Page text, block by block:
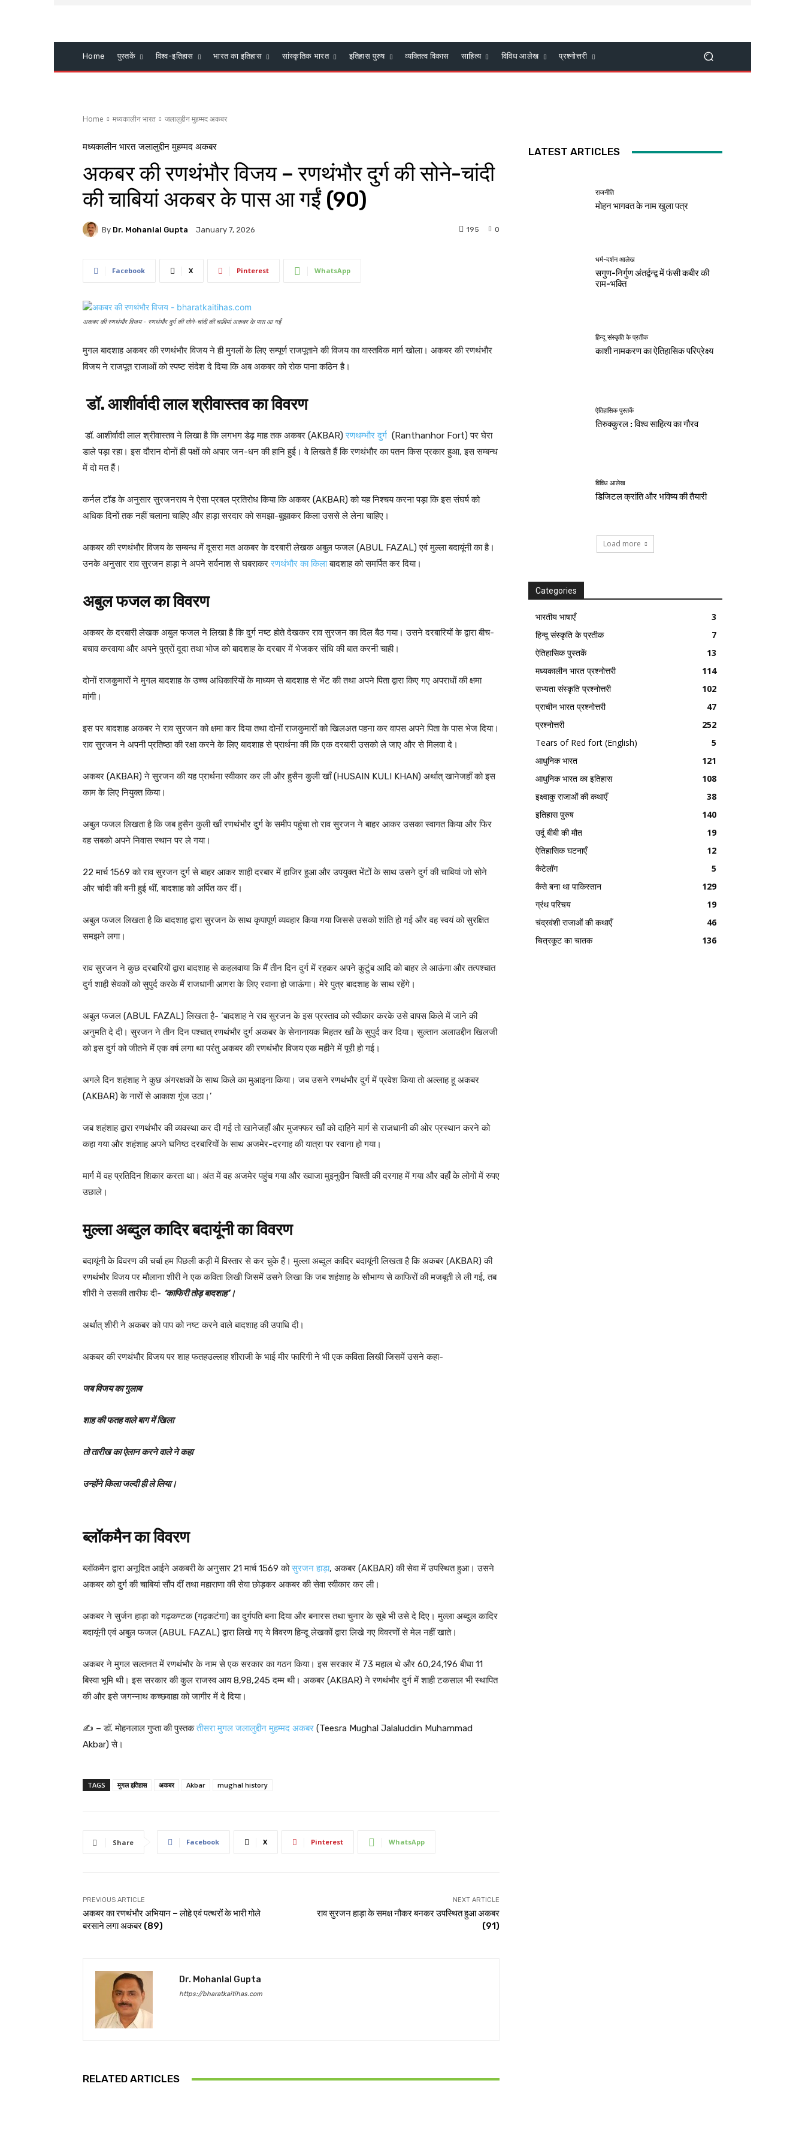
Home पुस्तकें विश्व-इतिहास भारत का इतिहास सांस्कृतिक भारत इतिहास पुरुष व्यक्तित्व विकास साहित्य विविध आलेख प्रश्नोत्तरी
Home मध्यकालीन भारत जलालुद्दीन मुहम्मद अकबर
मध्यकालीन भारत जलालुद्दीन मुहम्मद अकबर
अकबर की रणथंभौर विजय – रणथंभौर दुर्ग की सोने-चांदी
की चाबियां अकबर के पास आ गईं (90)
By Dr. Mohanlal Gupta January 7, 2026 0
195
Facebook X Pinterest WhatsApp
अकबर की रणथंभौर विजय - रणथंभौर दुर्ग की सोने-चांदी की चाबियां अकबर के पास आ गईं
मुगल बादशाह अकबर की रणथंभौर विजय ने ही मुगलों के लिए सम्पूर्ण राजपूताने की विजय का वास्तविक मार्ग खोला। अकबर की रणथंभौर
विजय ने राजपूत राजाओं को स्पष्ट संदेश दे दिया कि अब अकबर को रोक पाना कठिन है।
डॉ. आशीर्वादी लाल श्रीवास्तवका विवरण
डॉ. आशीर्वादी लाल श्रीवास्तव ने लिखा है कि लगभग डेढ़ माह तक अकबर (AKBAR)रणथम्भौर दुर्ग (Ranthanhor Fort) पर घेरा
डाले पड़ा रहा। इस दौरान दोनों ही पक्षों को अपार जन-धन की हानि हुई। वे लिखते हैं कि रणथंभौर का पतन किस प्रकार हुआ, इस सम्बन्ध
में दो मत हैं।
कर्नल टॉड के अनुसार सुरजनराय ने ऐसा प्रबल प्रतिरोध किया कि अकबर (AKBAR) को यह निश्चय करना पड़ा कि इस संघर्ष को
अधिक दिनों तक नहीं चलाना चाहिए और हाड़ा सरदार को समझा-बुझाकर किला उससे ले लेना चाहिए।
अकबर की रणथंभौर विजय के सम्बन्ध में दूसरा मत अकबर के दरबारी लेखक अबुल फजल (ABUL FAZAL) एवं मुल्ला बदायूंनी का है।
उनके अनुसार राव सुरजन हाड़ा ने अपने सर्वनाश से घबराकररणथंभौर का किलाबादशाह को समर्पित कर दिया।
अबुल फजल का विवरण
अकबर के दरबारी लेखक अबुल फजल ने लिखा है कि दुर्ग नष्ट होते देखकर राव सुरजन का दिल बैठ गया। उसने दरबारियों के द्वारा बीच-
बचाव करवाया और अपने पुत्रों दूदा तथा भोज को बादशाह के दरबार में भेजकर संधि की बात करनी चाही।
दोनों राजकुमारों ने मुगल बादशाह के उच्च अधिकारियों के माध्यम से बादशाह से भेंट की तथा अपने पिता द्वारा किए गए अपराधों की क्षमा
मांगी।
इस पर बादशाह अकबर ने राव सुरजन को क्षमा कर दिया तथा दोनों राजकुमारों को खिलअत पहना कर वापस अपने पिता के पास भेज दिया।
राव सुरजन ने अपनी प्रतिष्ठा की रक्षा करने के लिए बादशाह से प्रार्थना की कि एक दरबारी उसको ले जाए और से मिलवा दे।
अकबर (AKBAR) ने सुरजन की यह प्रार्थना स्वीकार कर ली और हुसैन कुली खाँ (HUSAIN KULI KHAN) अर्थात् खानेजहाँ को इस
काम के लिए नियुक्त किया।
अबुल फजल लिखता है कि जब हुसैन कुली खाँ रणथंभौर दुर्ग के समीप पहुंचा तो राव सुरजन ने बाहर आकर उसका स्वागत किया और फिर
वह सबको अपने निवास स्थान पर ले गया।
22 मार्च 1569 को राव सुरजन दुर्ग से बाहर आकर शाही दरबार में हाजिर हुआ और उपयुक्त भेंटों के साथ उसने दुर्ग की चाबियां जो सोने
और चांदी की बनी हुई थीं, बादशाह को अर्पित कर दीं।
अबुल फजल लिखता है कि बादशाह द्वारा सुरजन के साथ कृपापूर्ण व्यवहार किया गया जिससे उसको शांति हो गई और वह स्वयं को सुरक्षित
समझने लगा।
राव सुरजन ने कुछ दरबारियों द्वारा बादशाह से कहलवाया कि मैं तीन दिन दुर्ग में रहकर अपने कुटुंब आदि को बाहर ले आऊंगा और तत्पश्चात
दुर्ग शाही सेवकों को सुपुर्द करके मैं राजधानी आगरा के लिए रवाना हो जाऊंगा। मेरे पुत्र बादशाह के साथ रहेंगे।
अबुल फजल (ABUL FAZAL) लिखता है- ‘बादशाह ने राव सुरजन के इस प्रस्ताव को स्वीकार करके उसे वापस किले में जाने की
अनुमति दे दी। सुरजन ने तीन दिन पश्चात् रणथंभौर दुर्ग अकबर के सेनानायक मिहतर खाँ के सुपुर्द कर दिया। सुल्तान अलाउद्दीन खिलजी
को इस दुर्ग को जीतने में एक वर्ष लगा था परंतु अकबर की रणथंभौर विजय एक महीने में पूरी हो गई।
अगले दिन शहंशाह ने कुछ अंगरक्षकों के साथ किले का मुआइना किया। जब उसने रणथंभौर दुर्ग में प्रवेश किया तो अल्लाह हू अकबर
(AKBAR) के नारों से आकाश गूंज उठा।’
जब शहंशाह द्वारा रणथंभौर की व्यवस्था कर दी गई तो खानेजहाँ और मुजफ्फर खाँ को दाहिने मार्ग से राजधानी की ओर प्रस्थान करने को
कहा गया और शहंशाह अपने घनिष्ठ दरबारियों के साथ अजमेर-दरगाह की यात्रा पर रवाना हो गया।
मार्ग में वह प्रतिदिन शिकार करता था। अंत में वह अजमेर पहुंच गया और ख्वाजा मुइनुद्दीन चिश्ती की दरगाह में गया और वहाँ के लोगों में रुपए
उछाले।
मुल्ला अब्दुल कादिर बदायूंनीकाविवरण
बदायूंनी के विवरण की चर्चा हम पिछली कड़ी में विस्तार से कर चुके हैं। मुल्ला अब्दुल कादिर बदायूंनी लिखता है कि अकबर (AKBAR) की
रणथंभौर विजय पर मौलाना शीरी ने एक कविता लिखी जिसमें उसने लिखा कि जब शहंशाह के सौभाग्य से काफिरों की मजबूती ले ली गई, तब
शीरी ने उसकी तारीफ दी- ‘काफिरी तोड़ बादशाह’।
अर्थात् शीरी ने अकबर को पाप को नष्ट करने वाले बादशाह की उपाधि दी।
अकबर की रणथंभौर विजय पर शाह फतहउल्लाह शीराजी के भाई मीर फारिगी ने भी एक कविता लिखी जिसमें उसने कहा-
जब विजय का गुलाब
शाह की फतह वाले बाग में खिला
तो तारीख का ऐलान करने वाले ने कहा
उन्होंने किला जल्दी ही ले लिया।
ब्लॉकमैनकाविवरण
ब्लॉकमैन द्वारा अनूदित आईने अकबरी के अनुसार 21 मार्च 1569 कोसुरजन हाड़ा, अकबर (AKBAR) की सेवा में उपस्थित हुआ। उसने
अकबर को दुर्ग की चाबियां सौंप दीं तथा महाराणा की सेवा छोड़कर अकबर की सेवा स्वीकार कर ली।
अकबर ने सुर्जन हाड़ा को गढ़कण्टक (गढ़कटंगा) का दुर्गपति बना दिया और बनारस तथा चुनार के सूबे भी उसे दे दिए। मुल्ला अब्दुल कादिर
बदायूंनी एवं अबुल फजल (ABUL FAZAL) द्वारा लिखे गए ये विवरण हिन्दू लेखकों द्वारा लिखे गए विवरणों से मेल नहीं खाते।
अकबर ने मुगल सल्तनत में रणथंभौर के नाम से एक सरकार का गठन किया। इस सरकार में 73 महाल थे और 60,24,196 बीघा 11
बिस्वा भूमि थी। इस सरकार की कुल राजस्व आय 8,98,245 दम्म थी। अकबर (AKBAR) ने रणथंभौर दुर्ग में शाही टकसाल भी स्थापित
की और इसे जगन्नाथ कच्छवाहा को जागीर में दे दिया।
✍️ – डॉ. मोहनलाल गुप्ता की पुस्तकतीसरा मुगल जलालुद्दीन मुहम्मद अकबर (Teesra Mughal Jalaluddin Muhammad
Akbar) से।
TAGS मुगल इतिहास अकबर Akbar mughal history
Share Facebook X Pinterest WhatsApp
PREVIOUS ARTICLE
अकबर का रणथंभौर अभियान – लोहे एवं पत्थरों के भारी गोले
बरसाने लगा अकबर (89)
NEXT ARTICLE
राव सुरजन हाड़ा के समक्ष नौकर बनकर उपस्थित हुआ अकबर
(91)
Dr. Mohanlal Gupta
https://bharatkaitihas.com
RELATED ARTICLES
LATEST ARTICLES
राजनीति
मोहन भागवत के नाम खुला पत्र
धर्म-दर्शन आलेख
सगुण-निर्गुण अंतर्द्वन्द्व में फंसी कबीर की
राम-भक्ति
हिन्दू संस्कृति के प्रतीक
काशी नामकरण का ऐतिहासिक परिप्रेक्ष्य
ऐतिहासिक पुस्तकें
तिरुक्कुरल : विश्व साहित्य का गौरव
विविध आलेख
डिजिटल क्रांति और भविष्य की तैयारी
Load more
Categories
भारतीय भाषाएँ
3
हिन्दू संस्कृति के प्रतीक
7
ऐतिहासिक पुस्तकें
13
मध्यकालीन भारत प्रश्नोत्तरी
114
सभ्यता संस्कृति प्रश्नोत्तरी
102
प्राचीन भारत प्रश्नोत्तरी
47
प्रश्नोत्तरी
252
Tears of Red fort (English)
5
आधुनिक भारत
121
आधुनिक भारत का इतिहास
108
इक्ष्वाकु राजाओं की कथाएँ
38
इतिहास पुरुष
140
उर्दू बीबी की मौत
19
ऐतिहासिक घटनाएँ
12
कैटेलॉग
5
कैसे बना था पाकिस्तान
129
ग्रंथ परिचय
19
चंद्रवंशी राजाओं की कथाएँ
46
चित्रकूट का चातक
136